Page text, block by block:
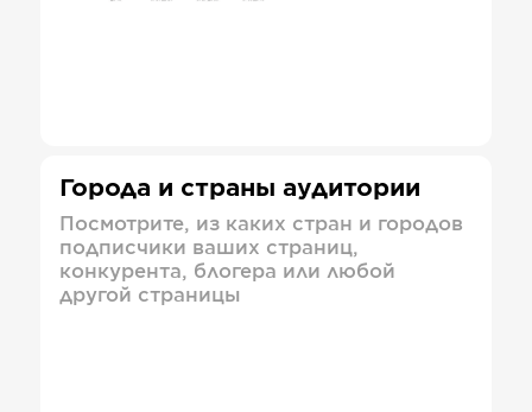
Города и страны аудитории
Посмотрите, из каких стран и городов
подписчики ваших страниц,
конкурента, блогера или любой
другой страницы